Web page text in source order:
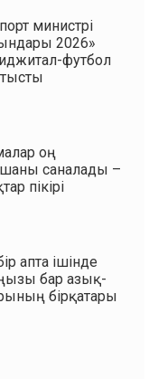
министрі
2026»
футбол
оң
саналады –
пікірі
апта ішінде
бар азық-
бірқатары